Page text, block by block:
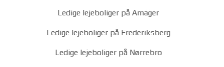
Ledige lejeboliger på Amager
Ledige lejeboliger på Frederiksberg
Ledige lejeboliger på Nørrebro